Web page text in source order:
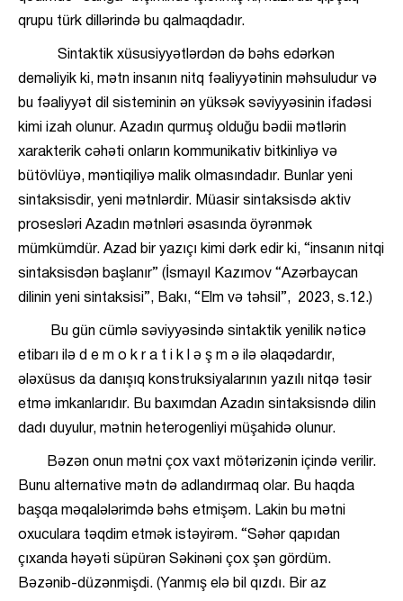
qrupu türk dillərində bu qalmaqdadır.
Sintaktik xüsusiyyətlərdən də bəhs edərkən
deməliyik ki, mətn insanın nitq fəaliyyətinin məhsuludur və
bu fəaliyyət dil sisteminin ən yüksək səviyyəsinin ifadəsi
kimi izah olunur. Azadın qurmuş olduğu bədii mətlərin
xarakterik cəhəti onların kommunikativ bitkinliyə və
bütövlüyə, məntiqiliyə malik olmasındadır. Bunlar yeni
sintaksisdir, yeni mətnlərdir. Müasir sintaksisdə aktiv
prosesləri Azadın mətnləri əsasında öyrənmək
mümkümdür. Azad bir yazıçı kimi dərk edir ki, “insanın nitqi
sintaksisdən başlanır” (İsmayıl Kazımov “Azərbaycan
dilinin yeni sintaksisi”, Bakı, “Elm və təhsil”, 2023, s.12.)
Bu gün cümlə səviyyəsində sintaktik yenilik nəticə
etibarı ilə d e m o k r a t i k l ə ş m ə ilə əlaqədardır,
ələxüsus da danışıq konstruksiyalarının yazılı nitqə təsir
etmə imkanlarıdır. Bu baxımdan Azadın sintaksisndə dilin
dadı duyulur, mətnin heterogenliyi müşahidə olunur.
Bəzən onun mətni çox vaxt mötərizənin içində verilir.
Bunu alternative mətn də adlandırmaq olar. Bu haqda
başqa məqalələrimdə bəhs etmişəm. Lakin bu mətni
oxuculara təqdim etmək istəyirəm. “Səhər qapıdan
çıxanda həyəti süpürən Səkinəni çox şən gördüm.
Bəzənib-düzənmişdi. (Yanmış elə bil qızdı. Bir az